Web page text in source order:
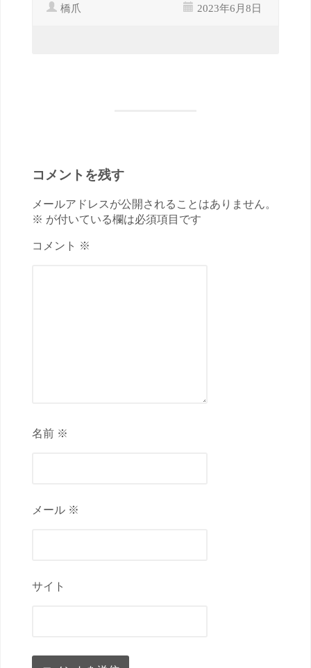
橋爪 2023年6月8日
コメントを残す
メールアドレスが公開されることはありません。
※ が付いている欄は必須項目です
コメント ※
名前 ※
メール ※
サイト